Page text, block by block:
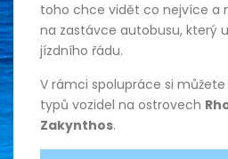
toho chce vidět co nejvíce a
na zastávce autobusu, který
jízdního řádu.
V rámci spolupráce si
typů vozidel na ostrovech
Zakynthos.